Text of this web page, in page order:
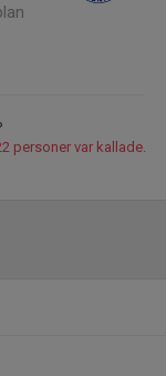
personer var kallade.